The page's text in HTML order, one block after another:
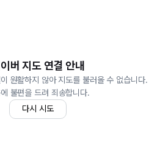
버 지도 연결 안내
원활하지 않아 지도를 불러올 수 없습니다.
불편을 드려 죄송합니다.
다시 시도